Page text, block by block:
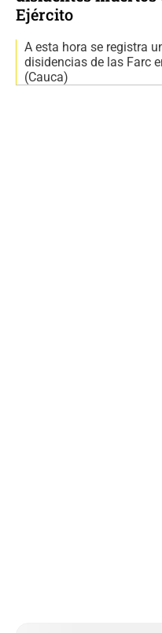
Ejército
A esta hora se registra
disidencias de las Farc
(Cauca)